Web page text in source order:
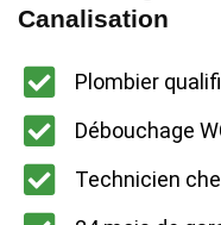
Canalisation
Plombier
Débouchage
Technicien